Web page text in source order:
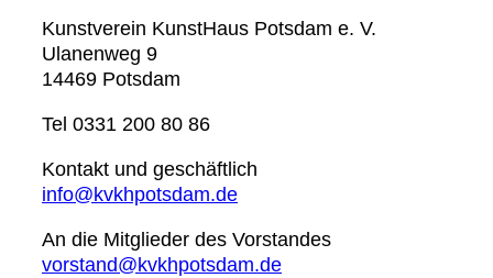
Kunstverein KunstHaus Potsdam e. V.
Ulanenweg 9
14469 Potsdam
Tel 0331 200 80 86
Kontakt und geschäftlich
info@kvkhpotsdam.de
An die Mitglieder des Vorstandes
vorstand@kvkhpotsdam.de